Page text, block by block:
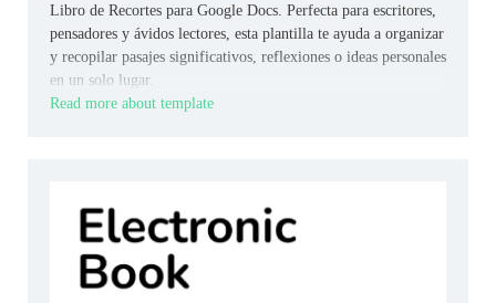
Libro de Recortes para Google Docs. Perfecta para escritores,
pensadores y ávidos lectores, esta plantilla te ayuda a organizar
y recopilar pasajes significativos, reflexiones o ideas personales
en un solo lugar.
Read more about template